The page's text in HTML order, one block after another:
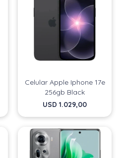
Celular Apple Iphone 17e
256gb Black
USD 1.029,00